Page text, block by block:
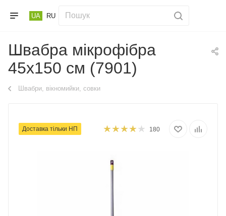
UA RU
Швабра мікрофібра
45х150 см (7901)
Швабри, вікномийки, совки
Доставка тільки НП 180